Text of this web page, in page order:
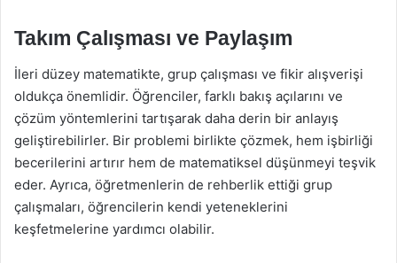
Takım Çalışması ve Paylaşım
İleri düzey matematikte, grup çalışması ve fikir alışverişi
oldukça önemlidir. Öğrenciler, farklı bakış açılarını ve
çözüm yöntemlerini tartışarak daha derin bir anlayış
geliştirebilirler. Bir problemi birlikte çözmek, hem işbirliği
becerilerini artırır hem de matematiksel düşünmeyi teşvik
eder. Ayrıca, öğretmenlerin de rehberlik ettiği grup
çalışmaları, öğrencilerin kendi yeteneklerini
keşfetmelerine yardımcı olabilir.